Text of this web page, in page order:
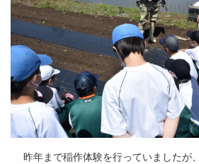
昨年まで稲作体験を行っていましたが